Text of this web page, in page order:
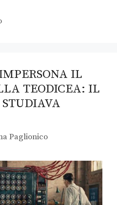
IL
TEODICEA: IL
Paglionico